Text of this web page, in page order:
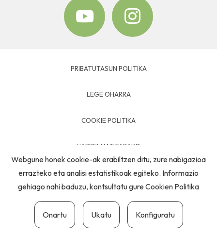
PRIBATUTASUN POLITIKA
LEGE OHARRA
COOKIE POLITIKA
HARREMANETARAKO
Webgune honek cookie-ak erabiltzen ditu, zure nabigazioa
errazteko eta analisi estatistikoak egiteko. Informazio
gehiago nahi baduzu, kontsultatu gureCookien Politika
Onartu Ukatu Konfiguratu